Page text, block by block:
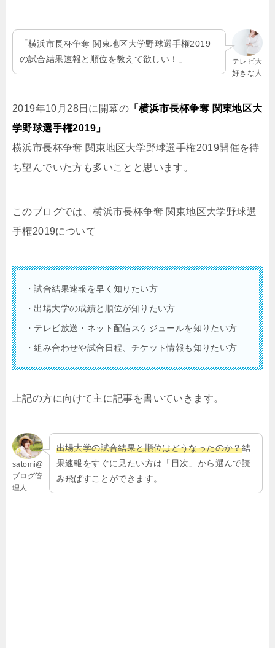
テレビ大
好きな人
「横浜市長杯争奪 関東地区大学野球選手権2019
の試合結果速報と順位を教えて欲しい！」
2019年10月28日に開幕の 「横浜市長杯争奪 関東地区大
学野球選手権2019」
横浜市長杯争奪 関東地区大学野球選手権2019開催を待
ち望んでいた方も多いことと思います。
このブログでは、横浜市長杯争奪 関東地区大学野球選
手権2019について
・試合結果速報を早く知りたい方
・出場大学の成績と順位が知りたい方
・テレビ放送・ネット配信スケジュールを知りたい方
・組み合わせや試合日程、チケット情報も知りたい方
上記の方に向けて主に記事を書いていきます。
satomi@
ブログ管
理人
出場大学の試合結果と順位はどうなったのか？結
果速報をすぐに見たい方は「目次」から選んで読
み飛ばすことができます。